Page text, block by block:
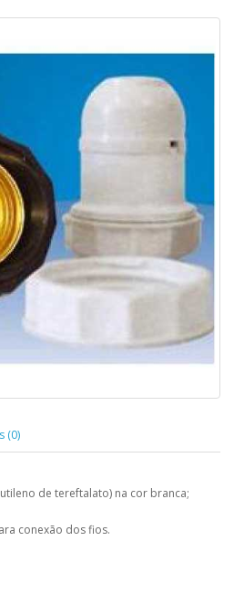
(0)
de tereftalato) na cor branca;
conexão dos fios.